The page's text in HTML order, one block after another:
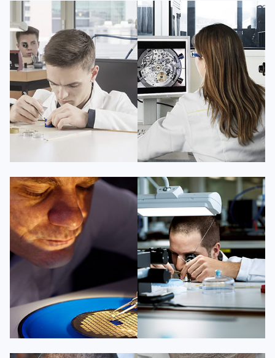
凯罗尔·切尔西
资深百达翡丽技师
是百达翡丽维修服务中心
(百达翡丽保养中心)
的高级技师之一
Beijing PatekPhilippe Maintain
center
 百达翡丽维修
达芙妮·克劳迪娅
资深百达翡丽技师
是百达翡丽维修服务中心
(百达翡丽保养中心)
的高级技师之一
Shanghai PatekPhilippe Maintain
center
 百达翡丽维修